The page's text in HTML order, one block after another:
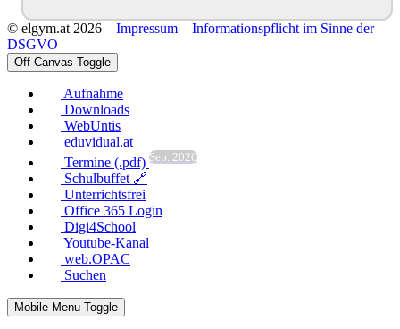
© elgym.at 2026 Impressum
Informationspflicht im Sinne der
DSGVO
Off-Canvas Toggle
Aufnahme
Downloads
WebUntis
eduvidual.at
Termine (.pdf) Sep. 2026
Schulbuffet 🔗
Unterrichtsfrei
Office 365 Login
Digi4School
Youtube-Kanal
web.OPAC
Suchen
Mobile Menu Toggle